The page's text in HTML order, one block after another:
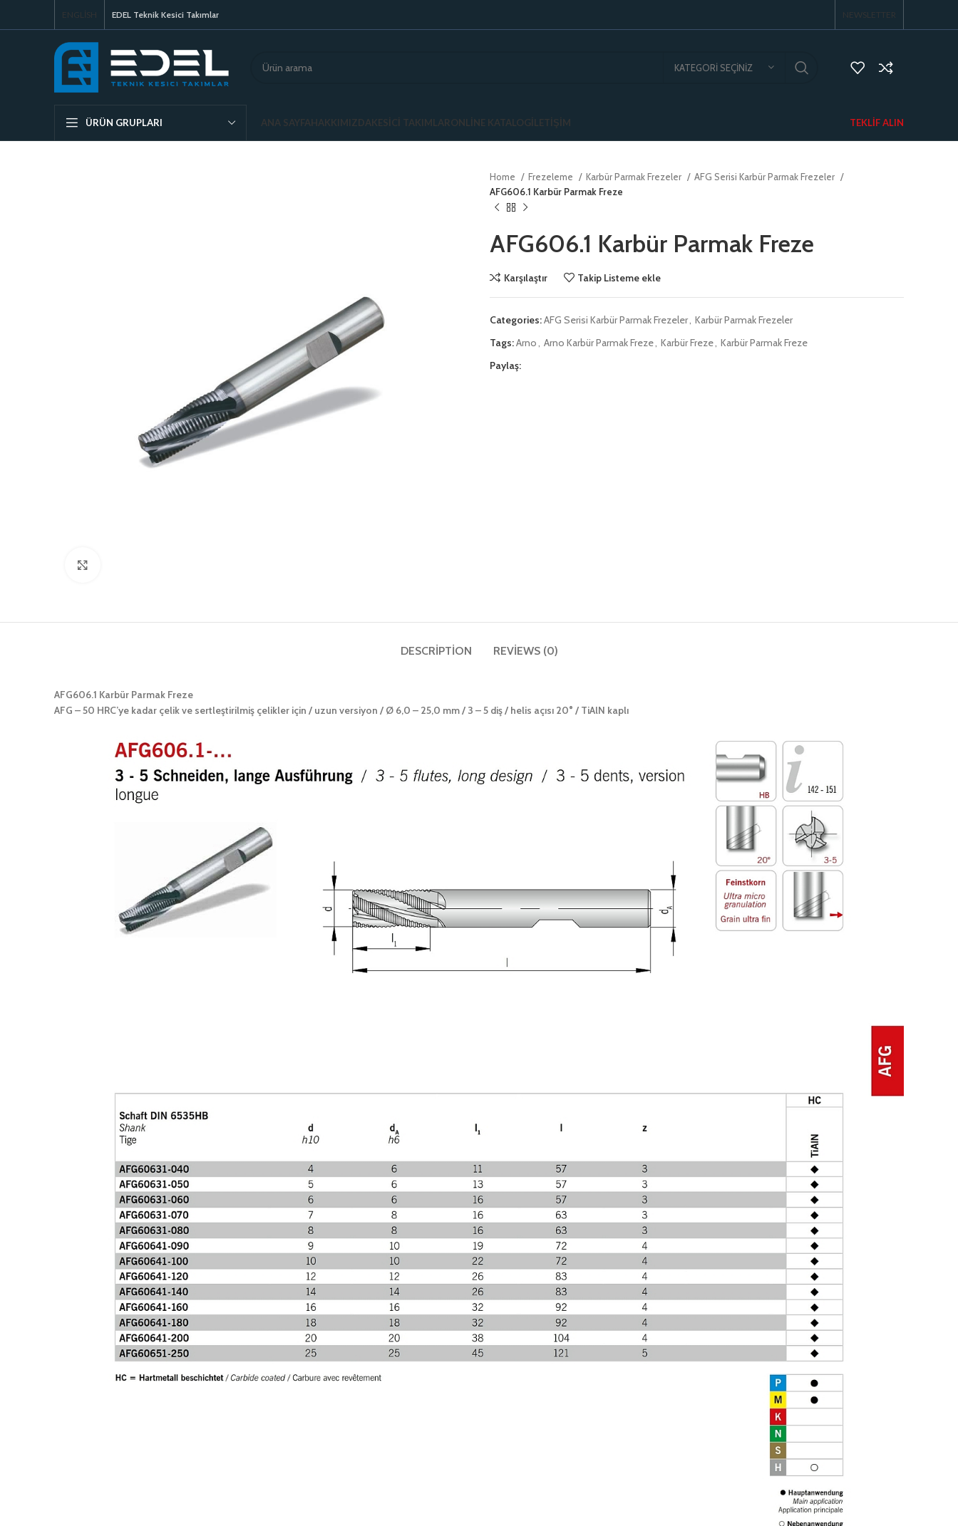
ENGLISH EDEL Teknik Kesici Takımlar NEWSLETTER
KATEGORI SEÇINIZ
ÜRÜN GRUPLARI ANA SAYFAHAKKIMIZDAKESICI TAKIMLARONLINE KATALOGİLETIŞIM TEKLIF ALIN
Home Frezeleme Karbür Parmak Frezeler
AFG Serisi Karbür Parmak Frezeler
AFG606.1 Karbür Parmak Freze
AFG606.1 Karbür Parmak Freze
Karşılaştır Takip Listeme ekle
Categories:AFG Serisi Karbür Parmak Frezeler, Karbür Parmak Frezeler
Tags:Arno, Arno Karbür Parmak Freze, Karbür Freze, Karbür Parmak Freze
Paylaş:
DESCRIPTION REVIEWS (0)
AFG606.1 Karbür Parmak Freze
AFG – 50 HRC’ye kadar çelik ve sertleştirilmiş çelikler için / uzun versiyon / Ø 6,0 – 25,0 mm / 3 – 5 diş / helis açısı 20° / TiAlN kaplı